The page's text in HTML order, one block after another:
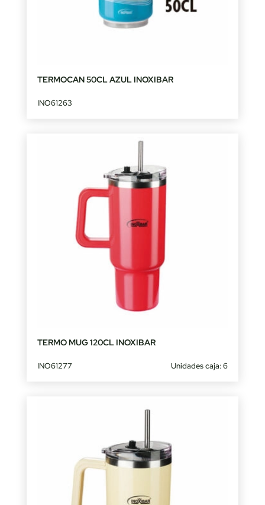
TERMOCAN 50CL AZUL INOXIBAR
INO61263
TERMO MUG 120CL INOXIBAR
INO61277 Unidades caja: 6